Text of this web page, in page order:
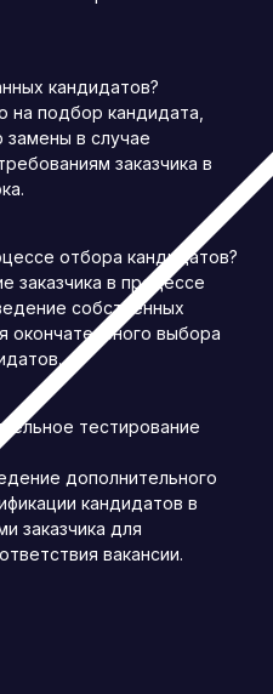
кандидатов?
подбор кандидата,
в случае
заказчика в
отбора кандидатов?
заказчика в процессе
собственных
окончательного выбора
тестирование
дополнительного
кандидатов в
заказчика для
вакансии.